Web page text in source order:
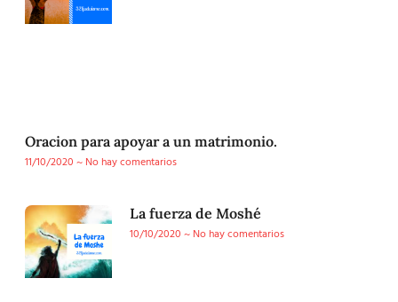
Oracion para apoyar a un matrimonio.
11/10/2020
No hay comentarios
La fuerza de Moshé
10/10/2020
No hay comentarios